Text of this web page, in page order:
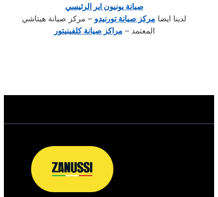
صيانة يونيون اير الرئيسي
لدينا ايضا مركز صيانة تورنيدو – مركز صيانة هيتاشي
المعتمد – مراكز صيانة كلفينيتور